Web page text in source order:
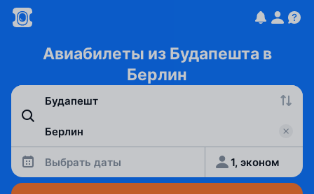
Авиабилеты из Будапешта в
Берлин
Выбрать даты 1, эконом